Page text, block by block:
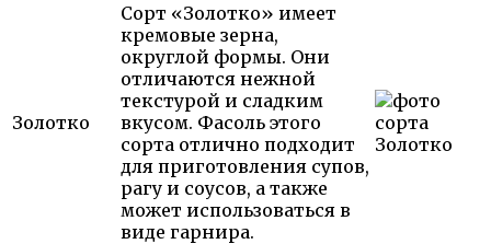
Золотко
Сорт «Золотко» имеет
кремовые зерна,
округлой формы. Они
отличаются нежной
текстурой и сладким
вкусом. Фасоль этого
сорта отлично подходит
для приготовления супов,
рагу и соусов, а также
может использоваться в
виде гарнира.